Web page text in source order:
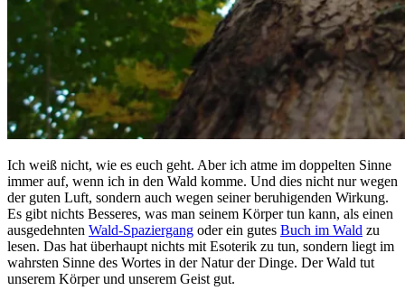
Ich weiß nicht, wie es euch geht. Aber ich atme im doppelten Sinne
immer auf, wenn ich in den Wald komme. Und dies nicht nur wegen
der guten Luft, sondern auch wegen seiner beruhigenden Wirkung.
Es gibt nichts Besseres, was man seinem Körper tun kann, als einen
ausgedehnten Wald-Spaziergang oder ein gutes Buch im Wald zu
lesen. Das hat überhaupt nichts mit Esoterik zu tun, sondern liegt im
wahrsten Sinne des Wortes in der Natur der Dinge. Der Wald tut
unserem Körper und unserem Geist gut.